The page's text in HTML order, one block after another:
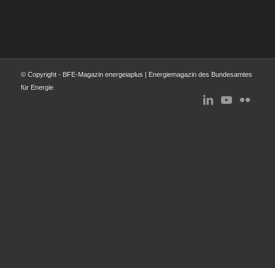
© Copyright - BFE-Magazin energeiaplus | Energiemagazin des Bundesamtes
für Energie